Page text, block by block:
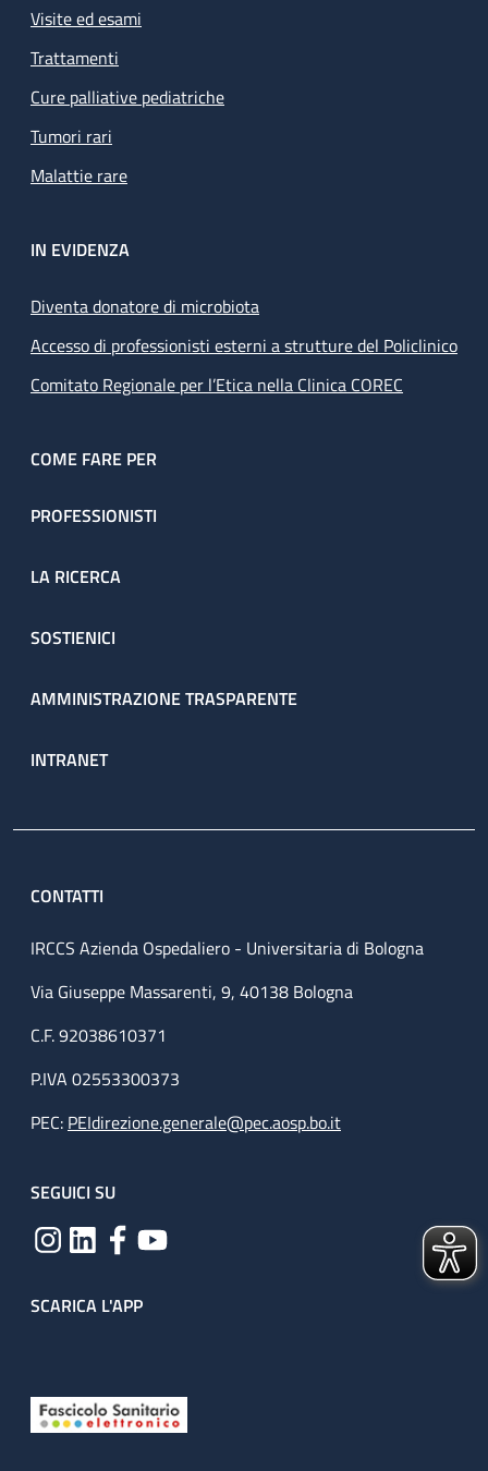
Visite ed esami
Trattamenti
Cure palliative pediatriche
Tumori rari
Malattie rare
IN EVIDENZA
Diventa donatore di microbiota
Accesso di professionisti esterni a strutture del Policlinico
Comitato Regionale per l’Etica nella Clinica COREC
COME FARE PER
PROFESSIONISTI
LA RICERCA
SOSTIENICI
AMMINISTRAZIONE TRASPARENTE
INTRANET
CONTATTI
IRCCS Azienda Ospedaliero - Universitaria di Bologna
Via Giuseppe Massarenti, 9, 40138 Bologna
C.F. 92038610371
P.IVA 02553300373
PEC: PEIdirezione.generale@pec.aosp.bo.it
SEGUICI SU
SCARICA L'APP